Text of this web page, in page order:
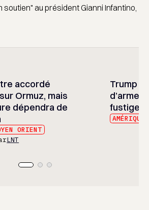
soutien" au président Gianni Infantino,
accordé
Ormuz, mais
dépendra de
ORIENT
LNT
Trump
fustige
AMÉRIQUES